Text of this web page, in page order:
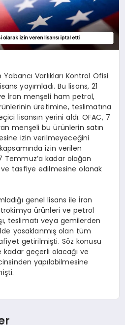
Yabancı Varlıkları Kontrol Ofisi
yayımladı. Bu lisans, 21
İran menşeli ham petrol,
üretimine, teslimatına
lisansın yerini aldı. OFAC, 7
menşeli bu ürünlerin satın
izin verilmeyeceğini
izin verilen
Temmuz’a kadar olağan
tasfiye edilmesine olanak
genel lisans ile İran
ürünleri ve petrol
teslimatı veya gemilerden
yasaklanmış olan tüm
getirilmişti. Söz konusu
kadar geçerli olacağı ve
yapılabilmesine